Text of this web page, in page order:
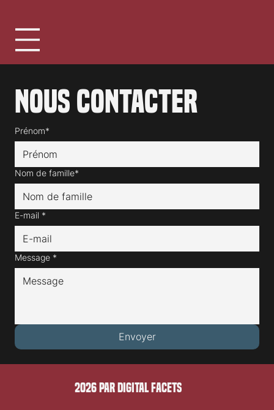
Nous contacter
Prénom*
Nom de famille*
E-mail *
Message *
Envoyer
2026 PAR DIGITAL FACETS